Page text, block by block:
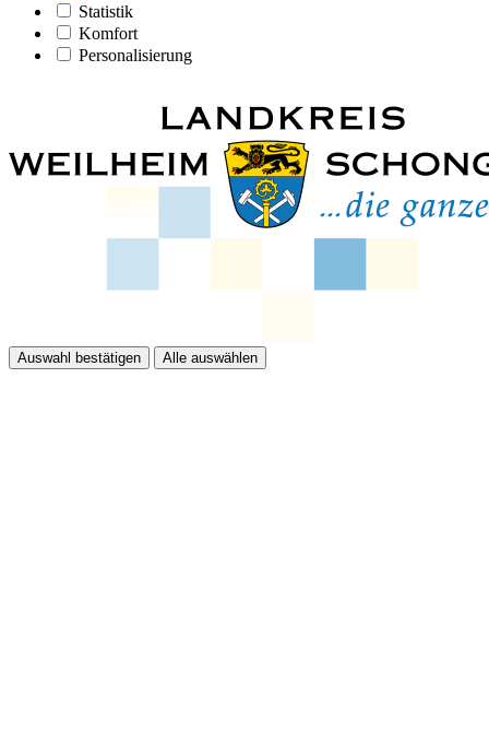
Statistik
Komfort
Personalisierung
Auswahl bestätigen Alle auswählen